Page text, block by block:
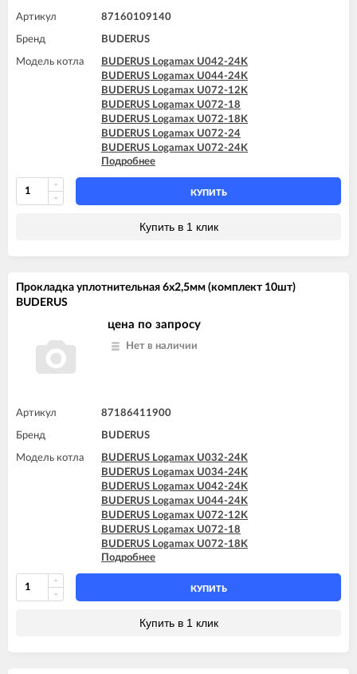
Артикул 87160109140
Бренд BUDERUS
Модель котла
BUDERUS Logamax U042-24K
BUDERUS Logamax U044-24K
BUDERUS Logamax U072-12K
BUDERUS Logamax U072-18
BUDERUS Logamax U072-18K
BUDERUS Logamax U072-24
BUDERUS Logamax U072-24K
BUDERUS Logamax U072-28
BUDERUS Logamax U072-28K
BUDERUS Logamax U072-35
BUDERUS Logamax U072-35K
Подробнее
КУПИТЬ
Купить в 1 клик
Прокладка уплотнительная 6x2,5мм (комплект 10шт)
BUDERUS
цена по запросу
Нет в наличии
Артикул 87186411900
Бренд BUDERUS
Модель котла
BUDERUS Logamax U032-24K
BUDERUS Logamax U034-24K
BUDERUS Logamax U042-24K
BUDERUS Logamax U044-24K
BUDERUS Logamax U072-12K
BUDERUS Logamax U072-18
BUDERUS Logamax U072-18K
BUDERUS Logamax U072-24
BUDERUS Logamax U072-24K
BUDERUS Logamax U072-28
BUDERUS Logamax U072-28K
BUDERUS Logamax U072-35K
Подробнее
КУПИТЬ
Купить в 1 клик